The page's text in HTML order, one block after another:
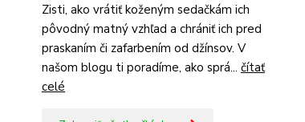
Zisti, ako vrátiť koženým sedačkám ich
pôvodný matný vzhľad a chrániť ich pred
praskaním či zafarbením od džínsov. V
našom blogu ti poradíme, ako sprá... čítať
celé